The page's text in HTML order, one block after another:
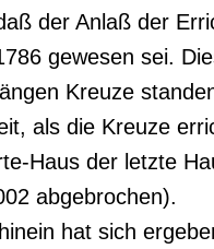
der Anlaß der
gewesen sei.
Kreuze
als die Kreuze
Haus der letzte
abgebrochen).
hat sich